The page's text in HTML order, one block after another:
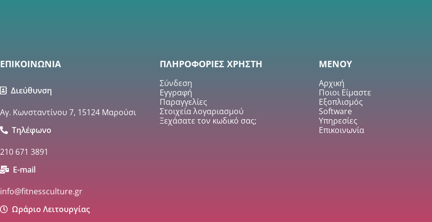
ΕΠΙΚΟΙΝΩΝΙΑ
Διεύθυνση
Αγ. Κωνσταντίνου 7, 15124 Μαρούσι
Τηλέφωνο
210 671 3891
E-mail
info@fitnessculture.gr
Ωράριο Λειτουργίας
ΠΛΗΡΟΦΟΡΙΕΣ ΧΡΗΣΤΗ
Σύνδεση
Εγγραφή
Παραγγελίες
Στοιχεία λογαριασμού
Ξεχάσατε τον κωδικό σας;
ΜΕΝΟΥ
Αρχική
Ποιοι Είμαστε
Εξοπλισμός
Software
Υπηρεσίες
Επικοινωνία